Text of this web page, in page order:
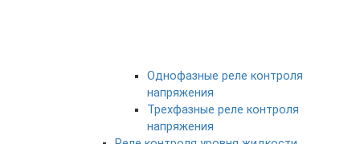
Однофазные реле контроля
напряжения
Трехфазные реле контроля
напряжения